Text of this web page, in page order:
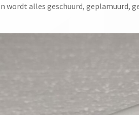
wordt alles geschuurd, geplamuurd,